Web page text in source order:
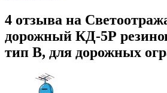
4 отзыва на
дорожный КД-5Р
тип В, для дорожных